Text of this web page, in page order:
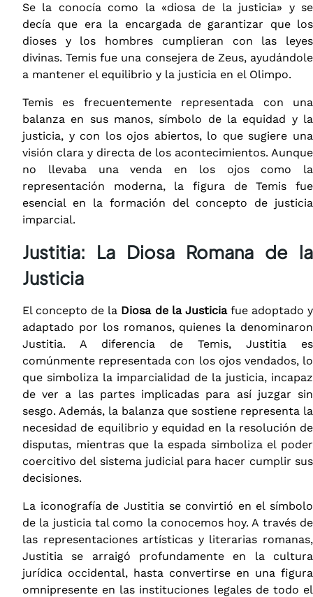
Se la conocía como la «diosa de la justicia» y se
decía que era la encargada de garantizar que los
dioses y los hombres cumplieran con las leyes
divinas. Temis fue una consejera de Zeus, ayudándole
a mantener el equilibrio y la justicia en el Olimpo.
Temis es frecuentemente representada con una
balanza en sus manos, símbolo de la equidad y la
justicia, y con los ojos abiertos, lo que sugiere una
visión clara y directa de los acontecimientos. Aunque
no llevaba una venda en los ojos como la
representación moderna, la figura de Temis fue
esencial en la formación del concepto de justicia
imparcial.
Justitia: La Diosa Romana de la
Justicia
El concepto de la Diosa de la Justiciafue adoptado y
adaptado por los romanos, quienes la denominaron
Justitia. A diferencia de Temis, Justitia es
comúnmente representada con los ojos vendados, lo
que simboliza la imparcialidad de la justicia, incapaz
de ver a las partes implicadas para así juzgar sin
sesgo. Además, la balanza que sostiene representa la
necesidad de equilibrio y equidad en la resolución de
disputas, mientras que la espada simboliza el poder
coercitivo del sistema judicial para hacer cumplir sus
decisiones.
La iconografía de Justitia se convirtió en el símbolo
de la justicia tal como la conocemos hoy. A través de
las representaciones artísticas y literarias romanas,
Justitia se arraigó profundamente en la cultura
jurídica occidental, hasta convertirse en una figura
omnipresente en las instituciones legales de todo el